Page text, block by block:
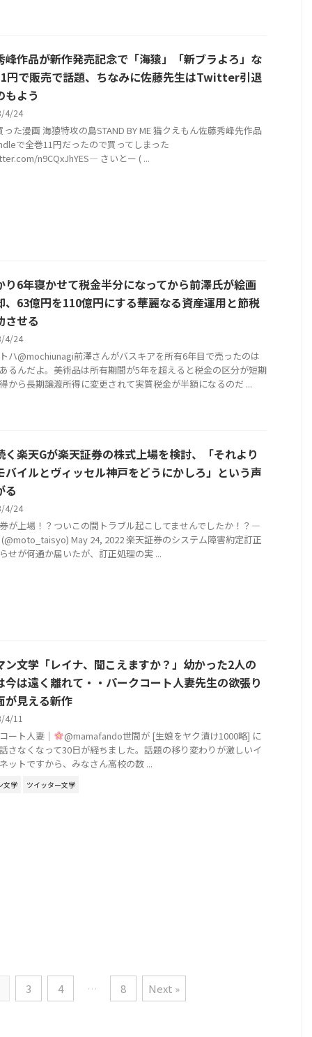
峰作品が新作発売記念で「海猿」「新ブラよろ」な
円で販売で話題、ちなみに佐藤先生はTwitter引退
もよう
4/24
った漫画 海猿特攻の島STAND BY ME 猫クえもん佐藤秀峰先作品
で全巻11円だったので買ってしまった
n9CQxJhYES— さいとー ( ...
り6年寝かせて税金半分になってから前澤氏が絵画
、63億円を110億円にする華麗なる資産運用と節税
させる
4/24
ハ@mochiunagi前澤さんがバスキアを所有6年目で売ったのは
るんだよ。美術品は所有期間が5年を超えると税金の区分が短期
から長期譲渡所得に変更されて実質税金が半額になるのだ ...
く楽天Gが楽天証券の株式上場を検討、「それより
バイルとヴィッセル神戸をどうにかしろ」という声
る
4/24
が上場！？ついこの間トラブル起こしてませんでしたか！？—
May 24, 2022 楽天証券のシステム障害約定訂正
せが何通か届いたが、訂正処理の実 ...
ン文学「レイナ、聞こえますか？」幼かった2人の
今は遠く離れて・・パークコート人妻先生の欲張り
が見える新作
4/11
ート人妻｜
@mamafando世間が [生娘をヤク漬け1000略] に
さなくなって30日が経ちました。話題の移り変わりが激しいイ
ットですから、みなさん高校の数 ...
文学 ツイッター文学
3 4 … 8 Next »